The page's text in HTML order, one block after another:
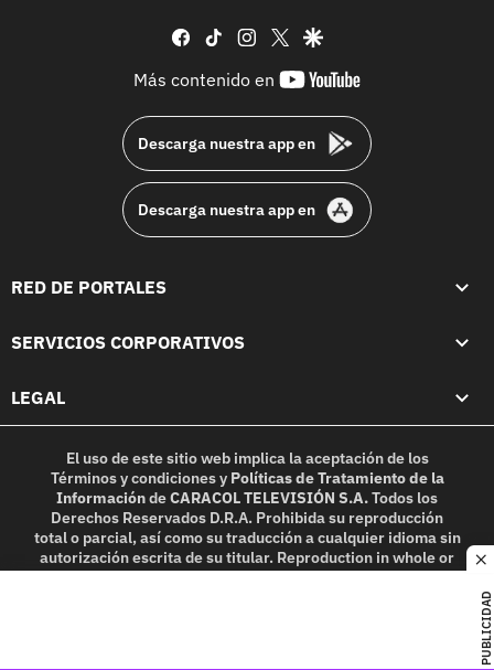
PUBLICIDAD
facebook
tiktok instagram
twittergoogle
Más contenido en
youtube-
Descarga nuestra app en
Descarga nuestra app en
RED DE PORTALES
SERVICIOS CORPORATIVOS
LEGAL
El uso de este sitio web implica la aceptación de los
Términos y condicionesy Políticas de Tratamiento de la
InformacióndeCARACOL TELEVISIÓN S.A.Todos los
Derechos Reservados D.R.A. Prohibida su reproducción
total o parcial, así como su traducción a cualquier idioma sin
autorización escrita de su titular. Reproduction in whole or
in part, or translation without written permission is